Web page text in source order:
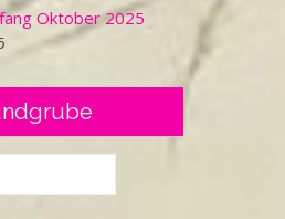
Oktober 2025